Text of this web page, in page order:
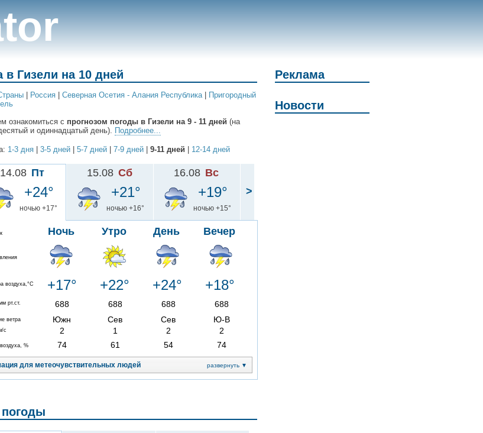
в Гизели на 10 дней
Россия Северная Осетия - Алания Республика|
Пригородный
ознакомиться с прогнозом погоды в Гизели на 9 - 11 дней (на
и одиннадцатый день). Подробнее...
1-3 дня 3-5 дней 5-7 дней 7-9 дней 9-11 дней 12-14 дней
14.08 Пт
+24°
ночью +17°
Ночь Утро День Вечер
воздуха,°C +17° +22° +24° +18°
рт.ст. 688 688 688 688
ветра Южн Сев Сев Ю-В
с 2 1 2 2
% 74 61 54 74
для метеочувствительных людей развернуть ▼
15.08 Сб
+21°
ночью +16°
16.08 Вс
+19°
ночью +15°
>
Реклама
Новости